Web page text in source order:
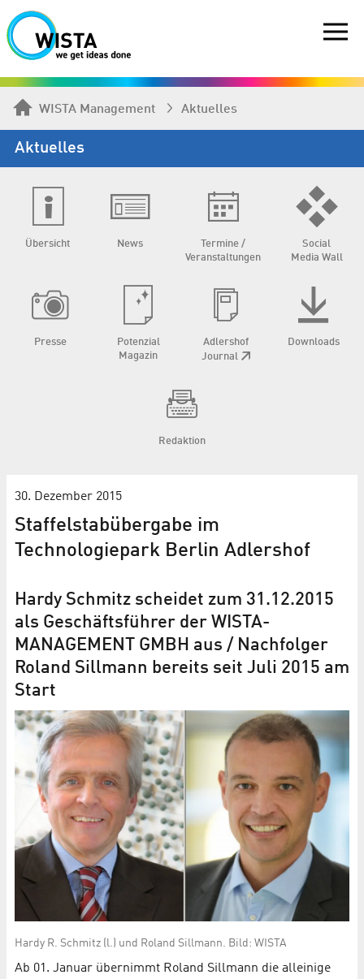
WISTA Management Aktuelles
Aktuelles
Übersicht News
Termine /
Veranstaltungen
Social
Media Wall
Presse
Potenzial
Magazin
Adlershof
Journal
Downloads
Redaktion
30. Dezember 2015
Staffelstabübergabe im
Technologiepark Berlin Adlershof
Hardy Schmitz scheidet zum 31.12.2015
als Geschäftsführer der WISTA-
MANAGEMENT GMBH aus / Nachfolger
Roland Sillmann bereits seit Juli 2015 am
Start
Hardy R. Schmitz (l.) und Roland Sillmann. Bild: WISTA
Ab 01. Januar übernimmt Roland Sillmann die alleinige